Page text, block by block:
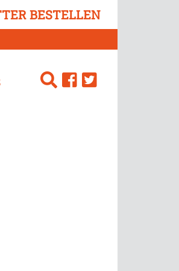
BESTELLEN